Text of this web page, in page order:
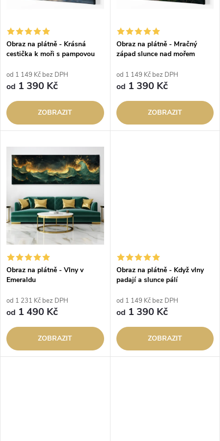
p
r
o
d
u
k
t
ů
p
r
o
d
u
k
t
ů
Obraz na plátně - Krásná
cestička k moři s pampovou
od 1 149 Kč bez DPH
od 1 390 Kč
ZOBRAZIT
Obraz na plátně - Mračný
západ slunce nad mořem
od 1 149 Kč bez DPH
od 1 390 Kč
ZOBRAZIT
Obraz na plátně - Vlny v
Emeraldu
od 1 231 Kč bez DPH
od 1 490 Kč
ZOBRAZIT
Obraz na plátně - Když vlny
padají a slunce pálí
od 1 149 Kč bez DPH
od 1 390 Kč
ZOBRAZIT